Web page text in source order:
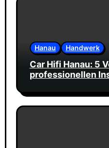
Hanau Handwerk
Car Hifi Hanau: 5
professionellen